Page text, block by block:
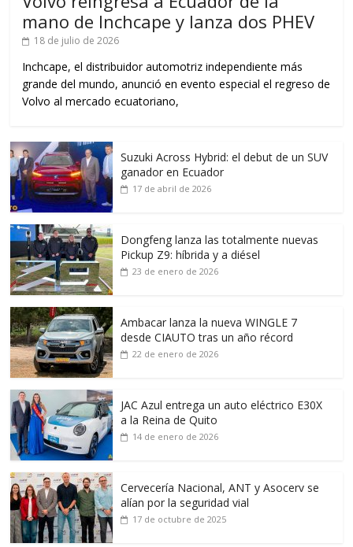
mano de Inchcape y lanza dos PHEV
18 de julio de 2026
Inchcape, el distribuidor automotriz independiente más
grande del mundo, anunció en evento especial el regreso de
Volvo al mercado ecuatoriano,
Suzuki Across Hybrid: el debut de un SUV
ganador en Ecuador
17 de abril de 2026
Dongfeng lanza las totalmente nuevas
Pickup Z9: híbrida y a diésel
23 de enero de 2026
Ambacar lanza la nueva WINGLE 7
desde CIAUTO tras un año récord
22 de enero de 2026
JAC Azul entrega un auto eléctrico E30X
a la Reina de Quito
14 de enero de 2026
Cervecería Nacional, ANT y Asocerv se
alían por la seguridad vial
17 de octubre de 2025